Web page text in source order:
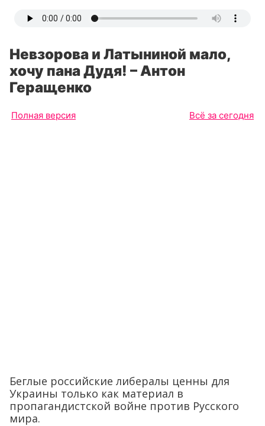
Невзорова и Латыниной мало,
хочу пана Дудя! – Антон
Геращенко
Полная версия Всё за сегодня
Беглые российские либералы ценны для
Украины только как материал в
пропагандистской войне против Русского
мира.